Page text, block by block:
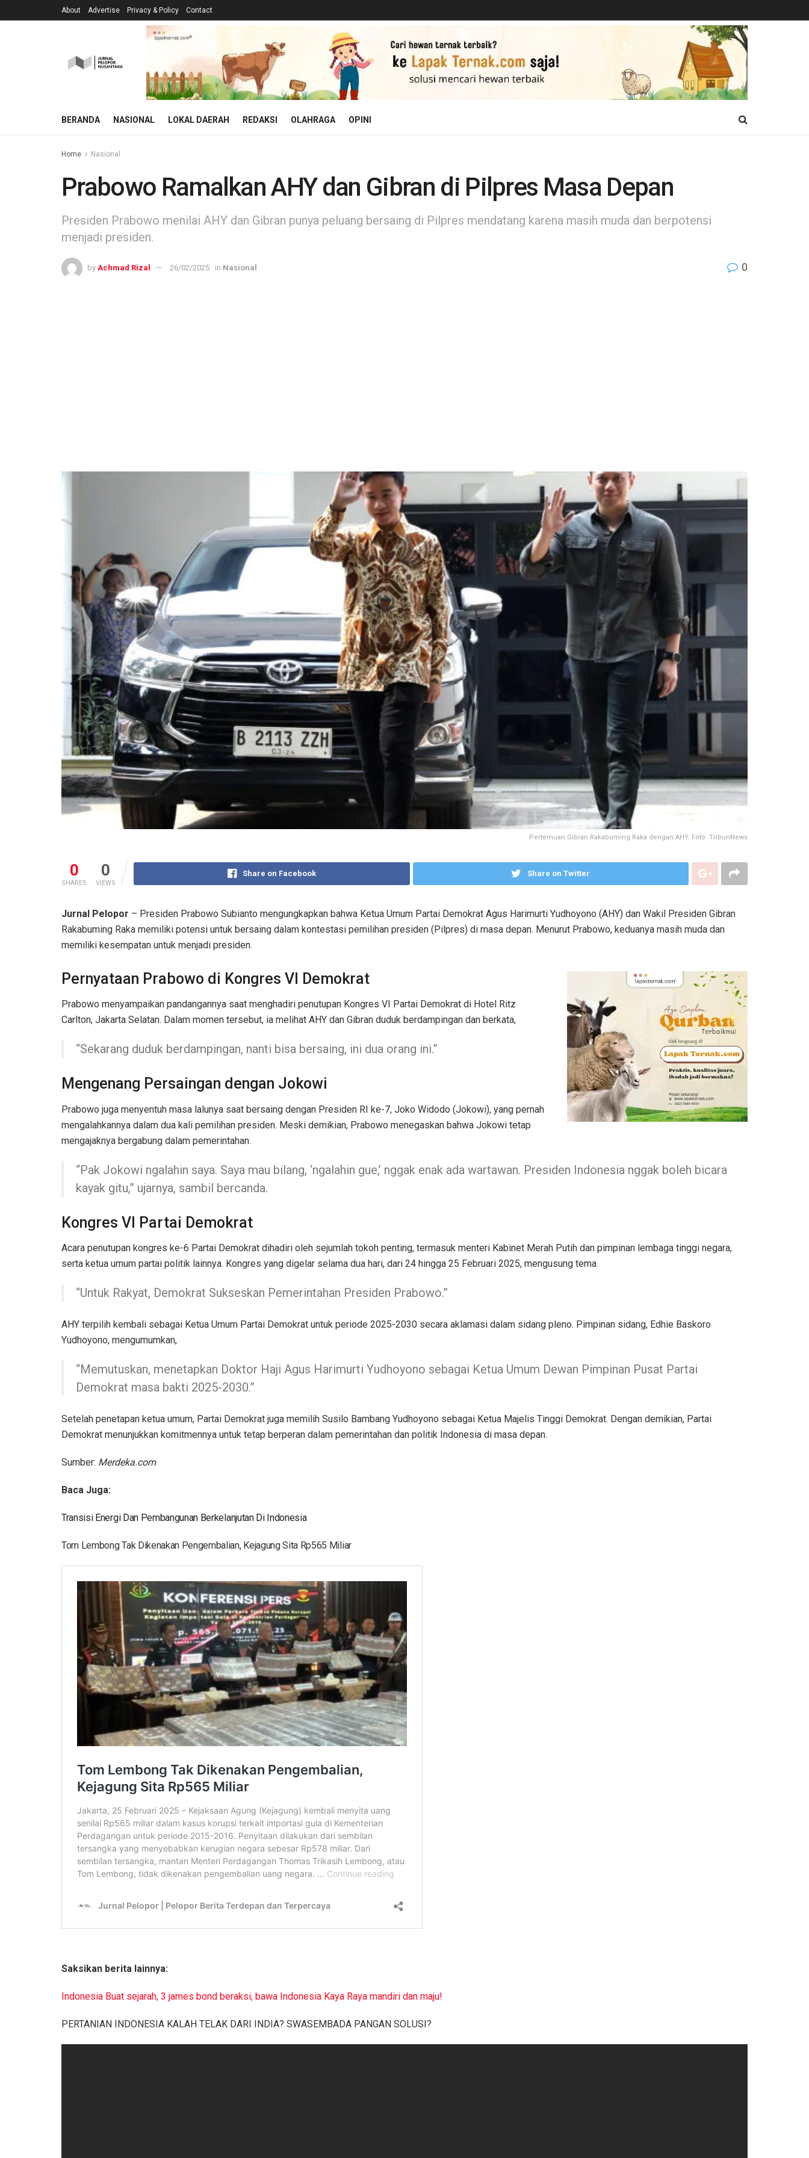
About Advertise Privacy & Policy Contact
BERANDA NASIONAL LOKAL DAERAH REDAKSI OLAHRAGA OPINI
Home Nasional
Prabowo Ramalkan AHY dan Gibran di Pilpres Masa Depan
Presiden Prabowo menilai AHY dan Gibran punya peluang bersaing di Pilpres mendatang karena masih muda dan berpotensi
menjadi presiden.
by Achmad Rizal 26/02/2025 in Nasional 0
Pertemuan Gibran Rakabuming Raka dengan AHY. Foto: TribunNews
0
SHARES
0
VIEWS
Share on Facebook Share on Twitter
Jurnal Pelopor – Presiden Prabowo Subianto mengungkapkan bahwa Ketua Umum Partai Demokrat Agus Harimurti Yudhoyono (AHY) dan Wakil Presiden Gibran
Rakabuming Raka memiliki potensi untuk bersaing dalam kontestasi pemilihan presiden (Pilpres) di masa depan. Menurut Prabowo, keduanya masih muda dan
memiliki kesempatan untuk menjadi presiden.
Pernyataan Prabowo di Kongres VI Demokrat
Prabowo menyampaikan pandangannya saat menghadiri penutupan Kongres VI Partai Demokrat di Hotel Ritz
Carlton, Jakarta Selatan. Dalam momen tersebut, ia melihat AHY dan Gibran duduk berdampingan dan berkata,
“Sekarang duduk berdampingan, nanti bisa bersaing, ini dua orang ini.”
Mengenang Persaingan dengan Jokowi
Prabowo juga menyentuh masa lalunya saat bersaing dengan Presiden RI ke-7, Joko Widodo (Jokowi), yang pernah
mengalahkannya dalam dua kali pemilihan presiden. Meski demikian, Prabowo menegaskan bahwa Jokowi tetap
mengajaknya bergabung dalam pemerintahan.
“Pak Jokowi ngalahin saya. Saya mau bilang, ‘ngalahin gue,’ nggak enak ada wartawan. Presiden Indonesia nggak boleh bicara
kayak gitu,” ujarnya, sambil bercanda.
Kongres VI Partai Demokrat
Acara penutupan kongres ke-6 Partai Demokrat dihadiri oleh sejumlah tokoh penting, termasuk menteri Kabinet Merah Putih dan pimpinan lembaga tinggi negara,
serta ketua umum partai politik lainnya. Kongres yang digelar selama dua hari, dari 24 hingga 25 Februari 2025, mengusung tema
“Untuk Rakyat, Demokrat Sukseskan Pemerintahan Presiden Prabowo.”
AHY terpilih kembali sebagai Ketua Umum Partai Demokrat untuk periode 2025-2030 secara aklamasi dalam sidang pleno. Pimpinan sidang, Edhie Baskoro
Yudhoyono, mengumumkan,
“Memutuskan, menetapkan Doktor Haji Agus Harimurti Yudhoyono sebagai Ketua Umum Dewan Pimpinan Pusat Partai
Demokrat masa bakti 2025-2030.”
Setelah penetapan ketua umum, Partai Demokrat juga memilih Susilo Bambang Yudhoyono sebagai Ketua Majelis Tinggi Demokrat. Dengan demikian, Partai
Demokrat menunjukkan komitmennya untuk tetap berperan dalam pemerintahan dan politik Indonesia di masa depan.
Sumber: Merdeka.com
Baca Juga:
Transisi Energi Dan Pembangunan Berkelanjutan Di Indonesia
Tom Lembong Tak Dikenakan Pengembalian, Kejagung Sita Rp565 Miliar
Saksikan berita lainnya:
Indonesia Buat sejarah, 3 james bond beraksi, bawa Indonesia Kaya Raya mandiri dan maju!
PERTANIAN INDONESIA KALAH TELAK DARI INDIA? SWASEMBADA PANGAN SOLUSI?